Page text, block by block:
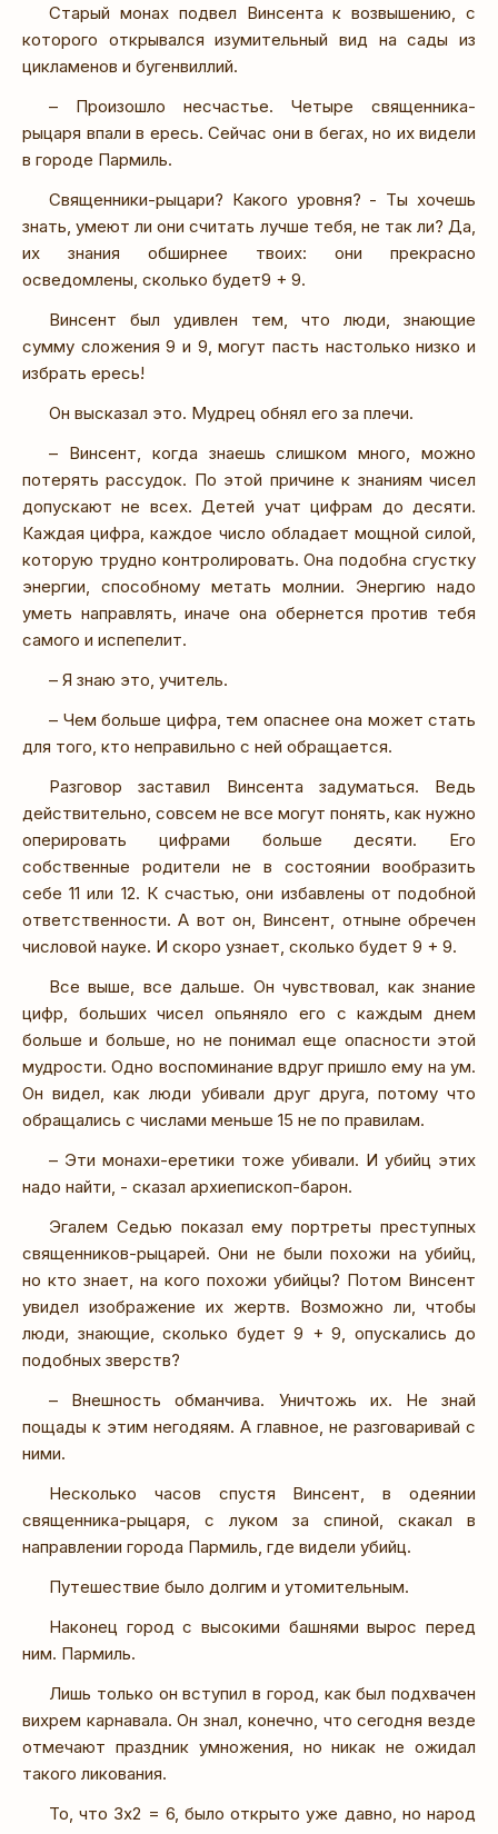
Старый монах подвел Винсента к возвышению, с
которого открывался изумительный вид на сады из
цикламенов и бугенвиллий.
– Произошло несчастье. Четыре священника-
рыцаря впали в ересь. Сейчас они в бегах, но их видели
в городе Пармиль.
Священники-рыцари? Какого уровня? - Ты хочешь
знать, умеют ли они считать лучше тебя, не так ли? Да,
их знания обширнее твоих: они прекрасно
осведомлены, сколько будет9 + 9.
Винсент был удивлен тем, что люди, знающие
сумму сложения 9 и 9, могут пасть настолько низко и
избрать ересь!
Он высказал это. Мудрец обнял его за плечи.
– Винсент, когда знаешь слишком много, можно
потерять рассудок. По этой причине к знаниям чисел
допускают не всех. Детей учат цифрам до десяти.
Каждая цифра, каждое число обладает мощной силой,
которую трудно контролировать. Она подобна сгустку
энергии, способному метать молнии. Энергию надо
уметь направлять, иначе она обернется против тебя
самого и испепелит.
– Я знаю это, учитель.
– Чем больше цифра, тем опаснее она может стать
для того, кто неправильно с ней обращается.
Разговор заставил Винсента задуматься. Ведь
действительно, совсем не все могут понять, как нужно
оперировать цифрами больше десяти. Его
собственные родители не в состоянии вообразить
себе 11 или 12. К счастью, они избавлены от подобной
ответственности. А вот он, Винсент, отныне обречен
числовой науке. И скоро узнает, сколько будет 9 + 9.
Все выше, все дальше. Он чувствовал, как знание
цифр, больших чисел опьяняло его с каждым днем
больше и больше, но не понимал еще опасности этой
мудрости. Одно воспоминание вдруг пришло ему на ум.
Он видел, как люди убивали друг друга, потому что
обращались с числами меньше 15 не по правилам.
– Эти монахи-еретики тоже убивали. И убийц этих
надо найти, - сказал архиепископ-барон.
Эгалем Седью показал ему портреты преступных
священников-рыцарей. Они не были похожи на убийц,
но кто знает, на кого похожи убийцы? Потом Винсент
увидел изображение их жертв. Возможно ли, чтобы
люди, знающие, сколько будет 9 + 9, опускались до
подобных зверств?
– Внешность обманчива. Уничтожь их. Не знай
пощады к этим негодяям. А главное, не разговаривай с
ними.
Несколько часов спустя Винсент, в одеянии
священника-рыцаря, с луком за спиной, скакал в
направлении города Пармиль, где видели убийц.
Путешествие было долгим и утомительным.
Наконец город с высокими башнями вырос перед
ним. Пармиль.
Лишь только он вступил в город, как был подхвачен
вихрем карнавала. Он знал, конечно, что сегодня везде
отмечают праздник умножения, но никак не ожидал
такого ликования.
То, что 3x2 = 6, было открыто уже давно, но народ